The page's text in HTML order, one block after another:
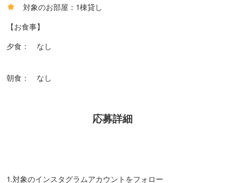
対象のお部屋：1棟貸し
【お食事】
夕食： なし
朝食： なし
応募詳細
1.対象のインスタグラムアカウントをフォロー